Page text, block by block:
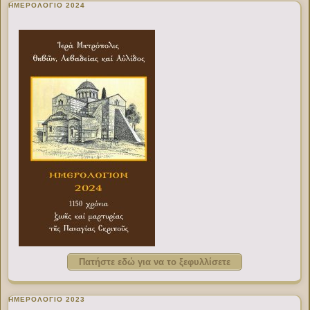
ΗΜΕΡΟΛΟΓΙΟ 2024
Πατήστε εδώ για να το ξεφυλλίσετε
ΗΜΕΡΟΛΟΓΙΟ 2023